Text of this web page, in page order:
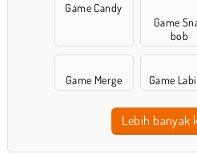
Game Candy
Game
bob
Game Merge Game
Lebih banyak